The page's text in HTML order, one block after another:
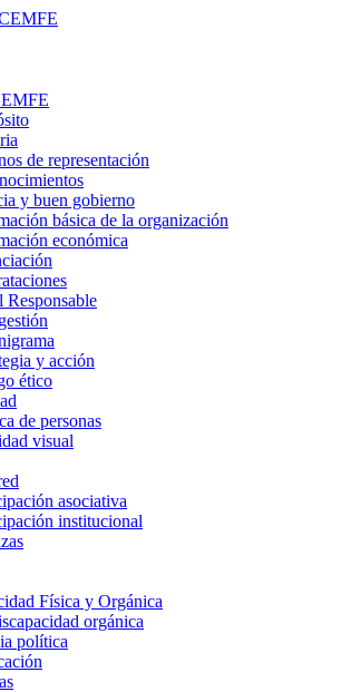
de representación
y buen gobierno
básica de la organización
económica
Responsable
y acción
ético
de personas
visual
asociativa
institucional
Física y Orgánica
orgánica
política